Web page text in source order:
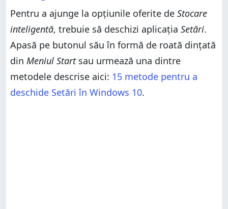
Bonus: Cum cureți spațiu manual pe unitățile tale de
memorie
Cât de des îți cureți sistemul Windows 10 folosind
Stocare inteligentă?
Pentru a ajunge la opțiunile oferite de Stocare
inteligentă, trebuie să deschizi aplicația Setări.
Apasă pe butonul său în formă de roată dințată
din Meniul Startsau urmează una dintre
metodele descrise aici: 15 metode pentru a
deschide Setări în Windows 10.